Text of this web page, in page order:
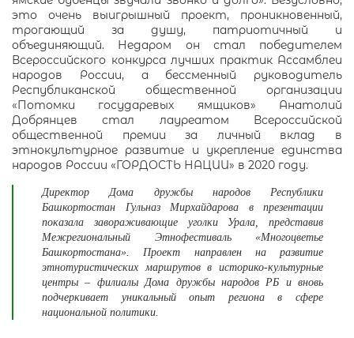
это очень выигрышный проект, проникновенный,
трогающий за душу, патриотичный и
объединяющий. Недаром он стал победителем
Всероссийского конкурса лучших практик Ассамблеи
народов России, а бессменный руководитель
Республиканской общественной организации
«Потомки государевых ямщиков» Анатолий
Добрянцев стал лауреатом Всероссийской
общественной премии за личный вклад в
этнокультурное развитие и укрепление единства
народов России «ГОРДОСТЬ НАЦИИ» в 2020 году.
Директор Дома дружбы народов Республики
Башкортостан Гульназ Мирхайдарова в презентации
показала завораживающие уголки Урала, представив
Межрегиональный Этнофестиваль «Многоцветье
Башкортостана». Проект направлен на развитие
этнотуристических маршрутов в историко-культурные
центры – филиалы Дома дружбы народов РБ и вновь
подчеркивает уникальный опыт региона в сфере
национальной политики.